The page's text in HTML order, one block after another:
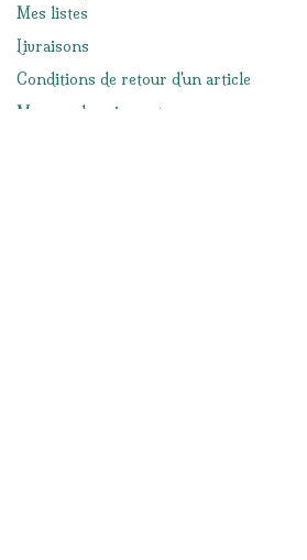
Mes listes
Livraisons
Conditions de retour d'un article
Moyens de paiement